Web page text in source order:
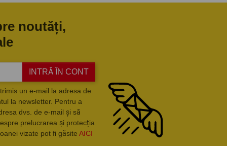
noutăți,
INTRĂ ÎN CONT
un e-mail la adresa de
la newsletter. Pentru a
dvs. de e-mail și să
prelucrarea și protecția
vizate pot fi găsite AICI